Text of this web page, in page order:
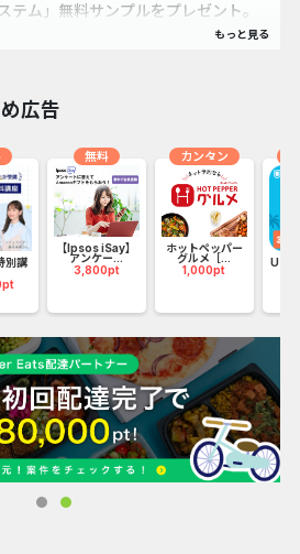
テム」無料サンプルをプレゼント。
広告
別講
【Ipsos iSay】
アンケー...
3,800pt
無料
ホットペッパー
グルメ［...
1,000pt
カンタン
U-